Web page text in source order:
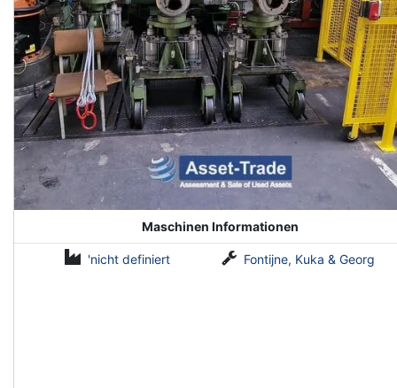
Maschinen Informationen
'nicht definiert Fontijne, Kuka & Georg